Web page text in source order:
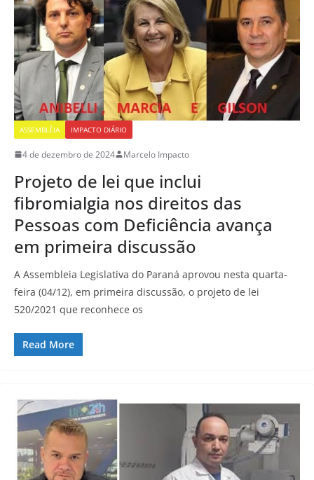
ASSEMBLÉIA IMPACTO DIÁRIO
4 de dezembro de 2024 Marcelo Impacto
Projeto de lei que inclui
fibromialgia nos direitos das
Pessoas com Deficiência avança
em primeira discussão
A Assembleia Legislativa do Paraná aprovou nesta quarta-
feira (04/12), em primeira discussão, o projeto de lei
520/2021 que reconhece os
Read More